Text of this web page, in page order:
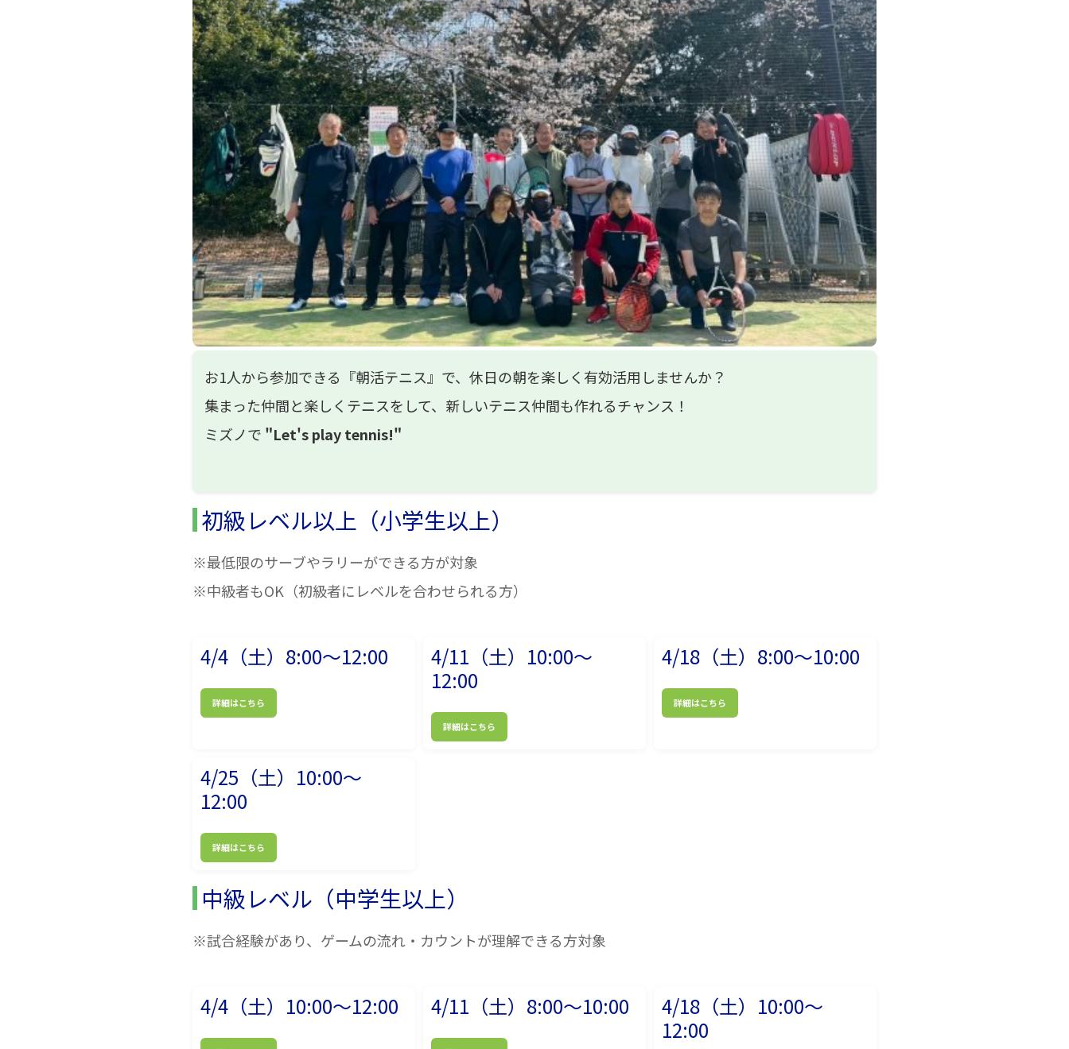
お1人から参加できる『朝活テニス』で、休日の朝を楽しく有効活用しませんか？
集まった仲間と楽しくテニスをして、新しいテニス仲間も作れるチャンス！
ミズノで "Let's play tennis!"
初級レベル以上（小学生以上）
※最低限のサーブやラリーができる方が対象
※中級者もOK（初級者にレベルを合わせられる方）
4/4（土）8:00～12:00
詳細はこちら
4/11（土）10:00～
12:00
詳細はこちら
4/18（土）8:00～10:00
詳細はこちら
4/25（土）10:00～
12:00
詳細はこちら
中級レベル（中学生以上）
※試合経験があり、ゲームの流れ・カウントが理解できる方対象
4/4（土）10:00～12:00 4/11（土）8:00～10:00
4/18（土）10:00～
12:00